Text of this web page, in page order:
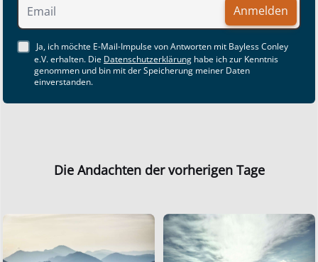
Anmelden
Ja, ich möchte E-Mail-Impulse von Antworten mit Bayless Conley
e.V. erhalten. Die Datenschutzerklärung habe ich zur Kenntnis
genommen und bin mit der Speicherung meiner Daten
einverstanden.
Die Andachten der vorherigen Tage